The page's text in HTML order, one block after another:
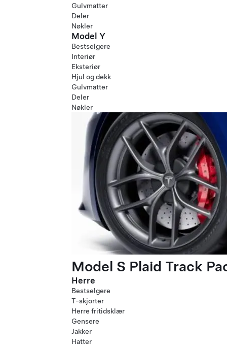
Gulvmatter
Deler
Nøkler
Model Y
Bestselgere
Interiør
Eksteriør
Hjul og dekk
Gulvmatter
Deler
Nøkler
Model S Plaid Track
Herre
Bestselgere
T-skjorter
Herre fritidsklær
Gensere
Jakker
Hatter